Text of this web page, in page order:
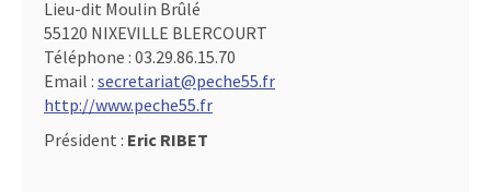
Lieu-dit Moulin Brûlé
55120 NIXEVILLE BLERCOURT
Téléphone : 03.29.86.15.70
Email : secretariat@peche55.fr
http://www.peche55.fr
Président : Eric RIBET